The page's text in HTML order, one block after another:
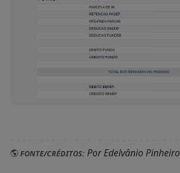
FONTE/CRÉDITOS:Por Edelvânio Pinheiro